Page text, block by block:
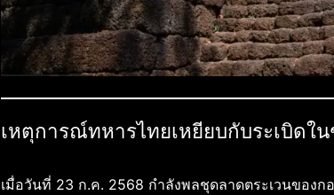
เหตุการณ์ทหารไทยเหยียบกับระเบิดใ
เมื่อวันที่ 23 ก.ค. 2568 กำลังพลชุดลาดตระเวนของก